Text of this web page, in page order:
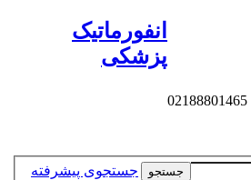
جستجو جستجوی پیشرفته
انفورماتیک
پزشکی